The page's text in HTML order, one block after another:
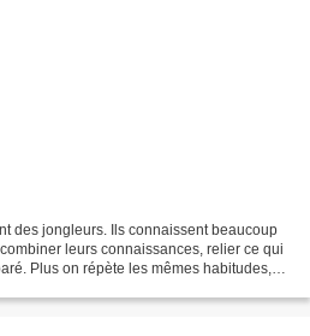
des jongleurs. Ils connaissent beaucoup
leurs connaissances, relier ce qui
Plus on répète les mêmes habitudes,